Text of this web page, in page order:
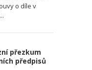
o díle v
přezkum
předpisů